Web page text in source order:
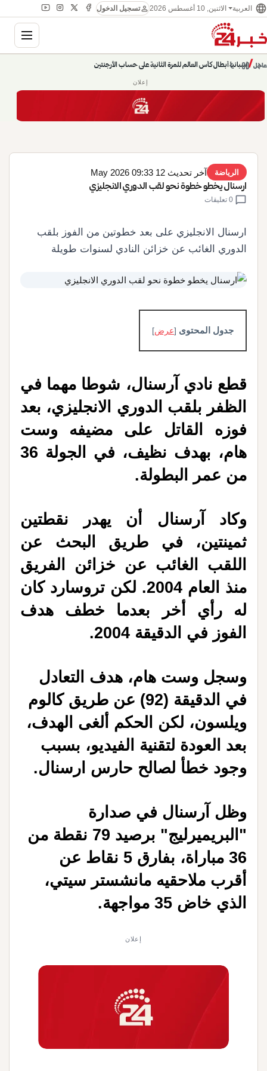
language العربية الاثنين, 10 أغسطس 2026 personتسجيل الدخول
عاجل/إسبانيا أبطال كأس العالم للمرة الثانية على حساب الأرجنتين chevron_right
pause
chevron_left
إعلان
الرياضة آخر تحديث 12 May 2026 09:33
ارسنال يخطو خطوة نحو لقب الدوري الانجليزي
chat_bubble
ارسنال الانجليزي على بعد خطوتين من الفوز بلقب
الدوري الغائب عن خزائن النادي لسنوات طويلة
جدول المحتوى [عرض]
قطع نادي آرسنال، شوطا مهما في
الظفر بلقب الدوري الانجليزي، بعد
فوزه القاتل على مضيفه وست
هام، بهدف نظيف، في الجولة 36
من عمر البطولة.
وكاد آرسنال أن يهدر نقطتين
ثمينتين، في طريق البحث عن
اللقب الغائب عن خزائن الفريق
منذ العام 2004. لكن تروسارد كان
له رأي أخر بعدما خطف هدف
الفوز في الدقيقة 2004.
وسجل وست هام، هدف التعادل
في الدقيقة (92) عن طريق كالوم
ويلسون، لكن الحكم ألغى الهدف،
بعد العودة لتقنية الفيديو، بسبب
وجود خطأ لصالح حارس ارسنال.
وظل آرسنال في صدارة
"البريميرليج" برصيد 79 نقطة من
36 مباراة، بفارق 5 نقاط عن
أقرب ملاحقيه مانشستر سيتي،
الذي خاض 35 مواجهة
.
إعلان